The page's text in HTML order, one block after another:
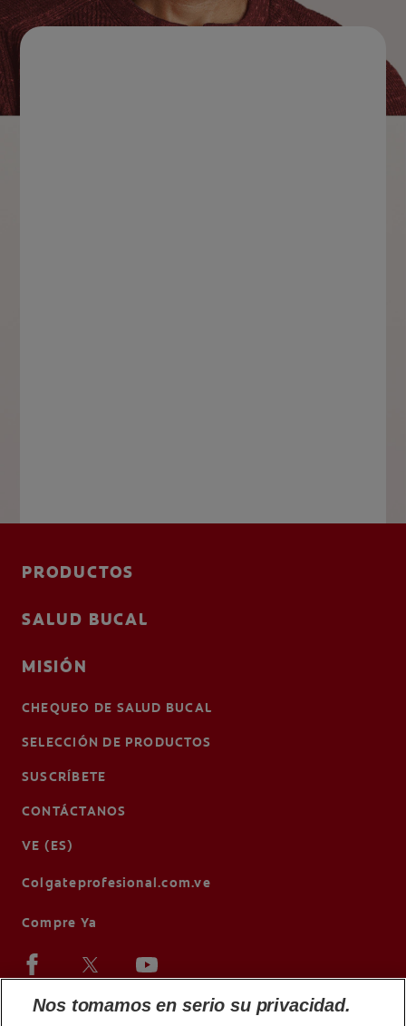
PRODUCTOS
SALUD BUCAL
MISIÓN
CHEQUEO DE SALUD BUCAL
SELECCIÓN DE PRODUCTOS
SUSCRÍBETE
CONTÁCTANOS
VE (ES)
Colgateprofesional.com.ve
Compre Ya
Nos tomamos en serio su privacidad.